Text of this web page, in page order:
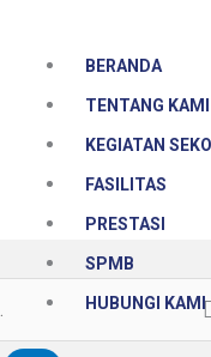
BERANDA
TENTANG KAMI
KEGIATAN
FASILITAS
PRESTASI
SPMB
HUBUNGI KAMI